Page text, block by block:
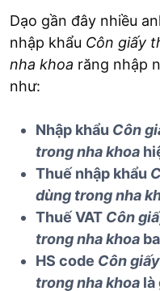
Dạo gần đây nhiều
nhập khẩu Côn giấy
nha khoa răng nhập
như:
Nhập khẩu Côn
trong nha khoa
Thuế nhập khẩu
dùng trong nha
Thuế VAT Côn
trong nha khoa
HS code Côn
trong nha khoa là